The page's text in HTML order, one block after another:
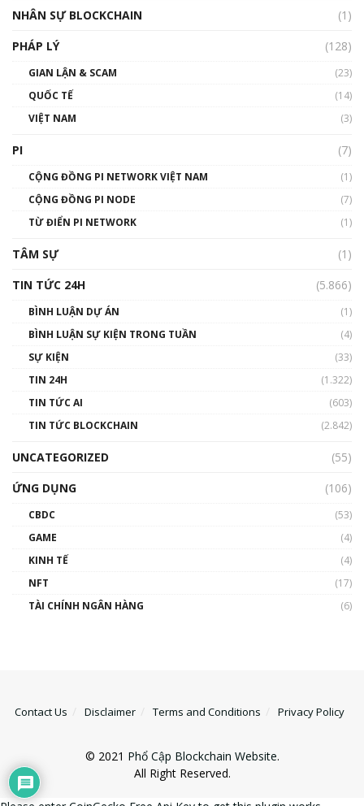
01:32:59
gió ấm
Talkshow 14: MemeCoin – Trò đùa tỷ đô
01:29:26
NHÂN SỰ BLOCKCHAIN
(1)
PHÁP LÝ
(128)
GIAN LẬN & SCAM
(23)
QUỐC TẾ
(14)
VIỆT NAM
(3)
PI (7)
CỘNG ĐỒNG PI NETWORK VIỆT NAM
(1)
CỘNG ĐỒNG PI NODE
(7)
TỪ ĐIỂN PI NETWORK
(1)
TÂM SỰ
(1)
TIN TỨC 24H
(5.866)
BÌNH LUẬN DỰ ÁN
(1)
BÌNH LUẬN SỰ KIỆN TRONG TUẦN
(4)
SỰ KIỆN
(33)
TIN 24H
(1.322)
TIN TỨC AI
(603)
TIN TỨC BLOCKCHAIN
(2.842)
UNCATEGORIZED
(55)
ỨNG DỤNG
(106)
CBDC
(53)
GAME
(4)
KINH TẾ
(4)
NFT
(17)
TÀI CHÍNH NGÂN HÀNG
(6)
Contact Us Disclaimer Terms and Conditions Privacy Policy
© 2021 Phổ Cập Blockchain Website.
All Right Reserved.